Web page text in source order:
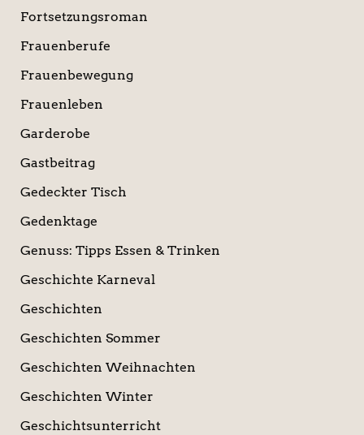
Fortsetzungsroman
Frauenberufe
Frauenbewegung
Frauenleben
Garderobe
Gastbeitrag
Gedeckter Tisch
Gedenktage
Genuss: Tipps Essen & Trinken
Geschichte Karneval
Geschichten
Geschichten Sommer
Geschichten Weihnachten
Geschichten Winter
Geschichtsunterricht